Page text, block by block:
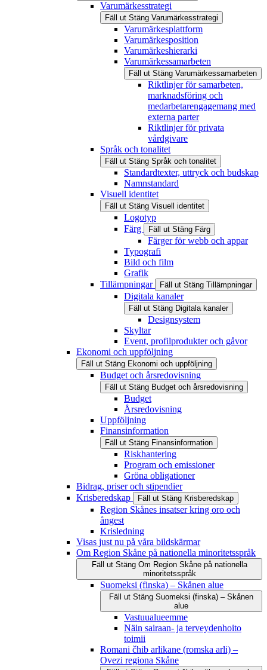
Varumärkesstrategi
Fäll ut Stäng Varumärkesstrategi
Varumärkesplattform
Varumärkesposition
Varumärkeshierarki
Varumärkessamarbeten
Fäll ut Stäng Varumärkessamarbeten
Riktlinjer för samarbeten,
marknadsföring och
medarbetarengagemang med
externa parter
Riktlinjer för privata
vårdgivare
Språk och tonalitet
Fäll ut Stäng Språk och tonalitet
Standardtexter, uttryck och budskap
Namnstandard
Visuell identitet
Fäll ut Stäng Visuell identitet
Logotyp
Färg
Fäll ut Stäng Färg
Färger för webb och appar
Typografi
Bild och film
Grafik
Tillämpningar
Fäll ut Stäng Tillämpningar
Digitala kanaler
Fäll ut Stäng Digitala kanaler
Designsystem
Skyltar
Event, profilprodukter och gåvor
Ekonomi och uppföljning
Fäll ut Stäng Ekonomi och uppföljning
Budget och årsredovisning
Fäll ut Stäng Budget och årsredovisning
Budget
Årsredovisning
Uppföljning
Finansinformation
Fäll ut Stäng Finansinformation
Riskhantering
Program och emissioner
Gröna obligationer
Bidrag, priser och stipendier
Krisberedskap
Fäll ut Stäng Krisberedskap
Region Skånes insatser kring oro och
ångest
Krisledning
Visas just nu på våra bildskärmar
Om Region Skåne på nationella minoritetsspråk
Fäll ut Stäng Om Region Skåne på nationella
minoritetsspråk
Suomeksi (finska) – Skånen alue
Fäll ut Stäng Suomeksi (finska) – Skånen
alue
Vastuualueemme
Näin sairaan- ja terveydenhoito
toimii
Romani čhib arlikane (romska arli) –
Ovezi regiona Skåne